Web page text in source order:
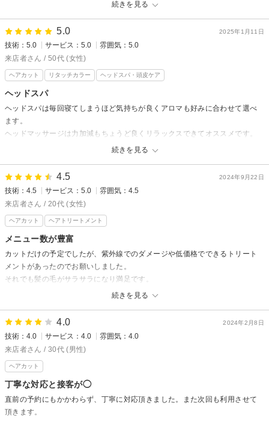
続きを見る
来店者様
先日はご来店頂きありがとうございました！
担当させていただきました秋野です！
口コミのご投稿もありがとうございます！
お悩みに合わせてヘッドスパの調合をご提案させていただきましたが、ご
また何か気になることございましたらいつでもご相談ください^^
来店者様の次回のご来店心よりお待ちしております！
2025年1月11日
5.0
技術：5.0 サービス：5.0
雰囲気：5.0
来店者さん / 50代 (女性)
ヘアカット リタッチカラー ヘッドスパ・頭皮ケア
ヘッドスパ
続きを見る
ヘッドスパは毎回寝てしまうほど気持ちが良くアロマも好みに合わせて選べ
ます。
ヘッドマッサージは力加減もちょうど良くリラックスできてオススメです。
先日はご来店頂きありがとうございました。
担当させて頂いたキシマです(^^)
あの後髪の調子はどうでしょうか？
何か気になることやお困りの事がありましたらお気軽にご相談ください！
またヘッドスパでリラックスしていただけて良かったです(^^)
貴島
2024年9月22日
4.5
技術：4.5 サービス：5.0
雰囲気：4.5
来店者さん / 20代 (女性)
ヘアカット ヘアトリートメント
メニュー数が豊富
続きを見る
カットだけの予定でしたが、紫外線でのダメージや低価格でできるトリート
メントがあったのでお願いしました。
それでも髪の毛がサラサラになり満足です。
来店者さんこんにちは！
先日はご来店いただきありがとうございました(^-^)
そして、口コミの投稿もありがとうございます。
ヘアスタイルやケアメニューなど気に入っていただけて嬉しいです(*^-^*)
特にこの夏は紫外線が強かったのでしっかりとトリートメントさせていた
だけて良かったです♪
また気になることがありましたらお気軽にご相談くださいね。
それでは、来店者さんの次回のご来店も心よりお待ちしております。
2024年2月8日
4.0
技術：4.0 サービス：4.0
雰囲気：4.0
来店者さん / 30代 (男性)
ヘアカット
丁寧な対応と接客が◯
直前の予約にもかかわらず、丁寧に対応頂きました。また次回も利用させて
頂きます。